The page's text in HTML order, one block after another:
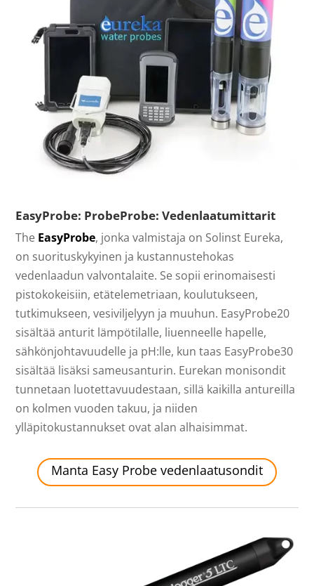
EasyProbe: ProbeProbe: Vedenlaatumittarit
The EasyProbe, jonka valmistaja on Solinst Eureka,
on suorituskykyinen ja kustannustehokas
vedenlaadun valvontalaite. Se sopii erinomaisesti
pistokokeisiin, etätelemetriaan, koulutukseen,
tutkimukseen, vesiviljelyyn ja muuhun. EasyProbe20
sisältää anturit lämpötilalle, liuenneelle hapelle,
sähkönjohtavuudelle ja pH:lle, kun taas EasyProbe30
sisältää lisäksi sameusanturin. Eurekan monisondit
tunnetaan luotettavuudestaan, sillä kaikilla antureilla
on kolmen vuoden takuu, ja niiden
ylläpitokustannukset ovat alan alhaisimmat.
Manta Easy Probe vedenlaatusondit